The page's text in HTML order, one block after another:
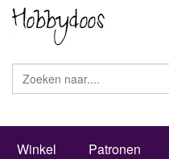
Winkel Patronen